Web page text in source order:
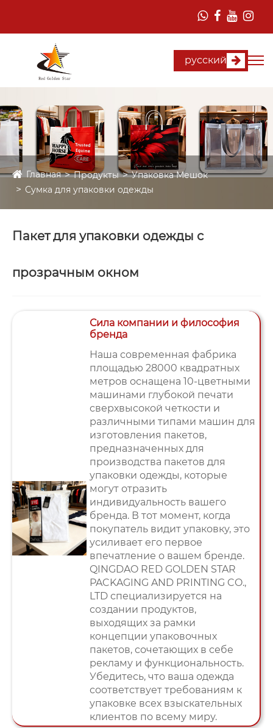
русский
Главная Продукты
Упаковка Мешок
Сумка для упаковки одежды
Пакет для упаковки одежды с
прозрачным окном
Сила компании и философия
бренда
Наша современная фабрика
площадью 28000 квадратных
метров оснащена 10-цветными
машинами глубокой печати
сверхвысокой четкости и
различными типами машин для
изготовления пакетов,
предназначенных для
производства пакетов для
упаковки одежды, которые
могут отразить
индивидуальность вашего
бренда. В тот момент, когда
покупатель видит упаковку, это
усиливает его первое
впечатление о вашем бренде.
QINGDAO RED GOLDEN STAR
PACKAGING AND PRINTING CO.,
LTD специализируется на
создании продуктов,
выходящих за рамки
концепции упаковочных
пакетов, сочетающих в себе
рекламу и функциональность.
Убедитесь, что ваша одежда
соответствует требованиям к
упаковке всех взыскательных
клиентов по всему миру.